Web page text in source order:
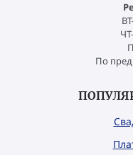
По